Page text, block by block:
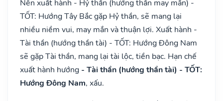
Nên xuất hành - Hỷ thần (hướng thần may mắn) -
TỐT: Hướng Tây Bắc gặp Hỷ thần, sẽ mang lại
nhiều niềm vui, may mắn và thuận lợi. Xuất hành -
Tài thần (hướng thần tài) - TỐT: Hướng Đông Nam
sẽ gặp Tài thần, mang lại tài lộc, tiền bạc. Hạn chế
xuất hành hướng - Tài thần (hướng thần tài) - TỐT:
Hướng Đông Nam, xấu.